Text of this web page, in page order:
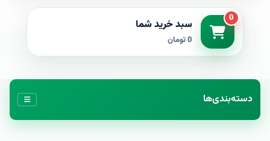
0 سبد خرید شما
0 تومان
دسته‌بندی‌ها